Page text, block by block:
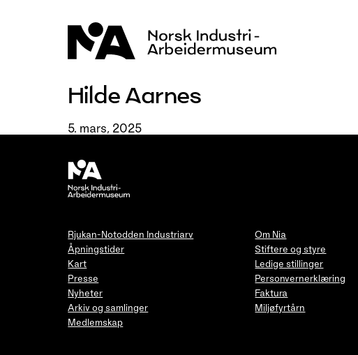
Hilde Aarnes
5. mars, 2025
Rjukan-Notodden Industriarv
Åpningstider
Kart
Presse
Nyheter
Arkiv og samlinger
Medlemskap
Om Nia
Stiftere og styre
Ledige stillinger
Personvernerklæring
Faktura
Miljøfyrtårn